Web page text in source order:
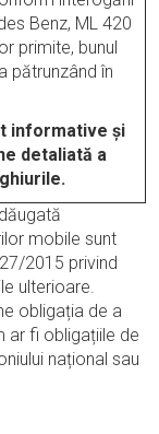
Benz, ML 420
primite, bunul
pătrunzând în
informative și
detaliată a
mobile sunt
2015 privind
ulterioare.
obligația de a
ar fi obligațiile de
național sau